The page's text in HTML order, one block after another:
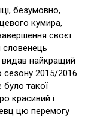
безумовно,
кумира,
своєї
словенець
видав найкращий
сезону 2015/2016.
було такої
красивий і
цю перемогу